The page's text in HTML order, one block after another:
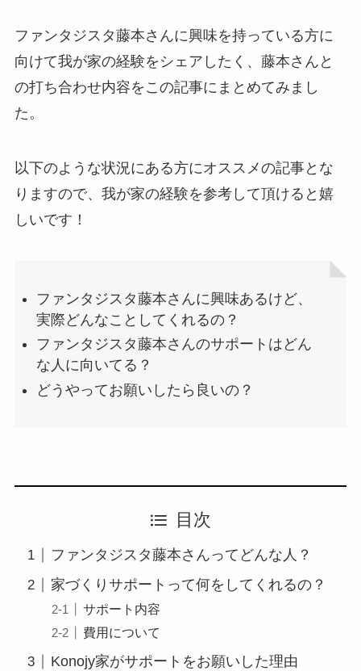
ファンタジスタ藤本さんに興味を持っている方に
向けて我が家の経験をシェアしたく、藤本さんと
の打ち合わせ内容をこの記事にまとめてみまし
た。
以下のような状況にある方にオススメの記事とな
りますので、我が家の経験を参考して頂けると嬉
しいです！
ファンタジスタ藤本さんに興味あるけど、
実際どんなことしてくれるの？
ファンタジスタ藤本さんのサポートはどん
な人に向いてる？
どうやってお願いしたら良いの？
目次
ファンタジスタ藤本さんってどんな人？
家づくりサポートって何をしてくれるの？
サポート内容
費用について
Konojy家がサポートをお願いした理由